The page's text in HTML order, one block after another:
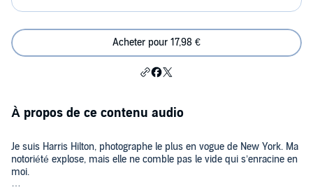
Acheter pour 17,98 €
À propos de ce contenu audio
Je suis Harris Hilton, photographe le plus en vogue de New York. Ma
notoriété explose, mais elle ne comble pas le vide qui s’enracine en
moi.